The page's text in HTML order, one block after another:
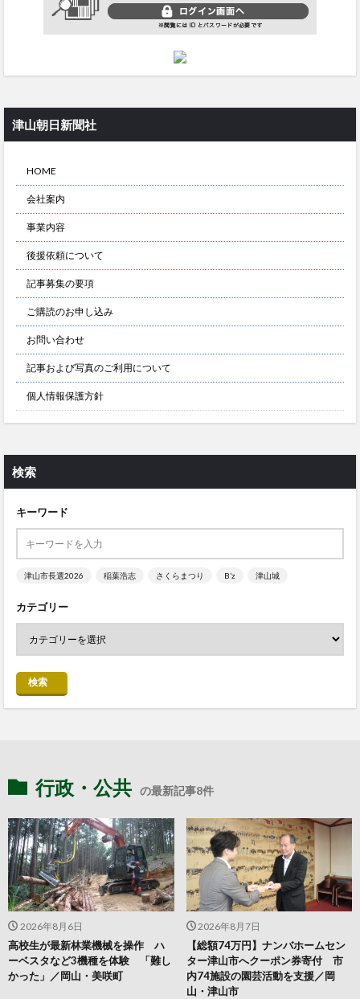
津山朝日新聞社
HOME
会社案内
事業内容
後援依頼について
記事募集の要項
ご購読のお申し込み
お問い合わせ
記事および写真のご利用について
個人情報保護方針
検索
キーワード
津山市長選2026 稲葉浩志 さくらまつり B’z 津山城
カテゴリー
検索
行政・公共 の最新記事8件
2026年8月7日
【総額74万円】ナンバホームセン
ター津山市へクーポン券寄付 市
内74施設の園芸活動を支援／岡
山・津山市
2026年8月6日
高校生が最新林業機械を操作 ハ
ーベスタなど3機種を体験 「難し
かった」／岡山・美咲町